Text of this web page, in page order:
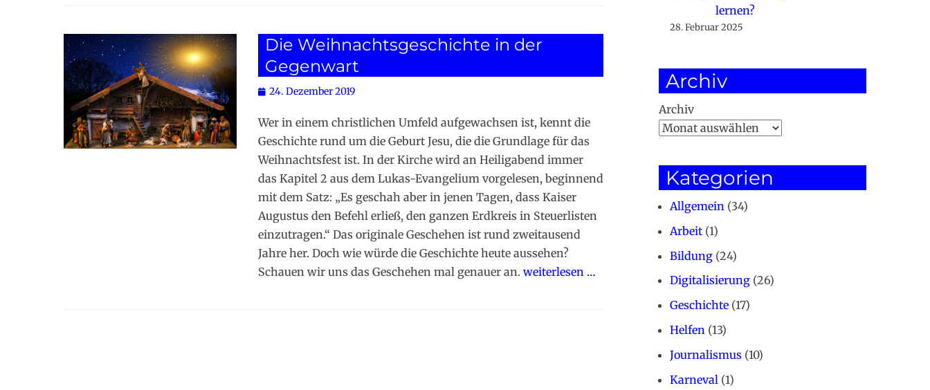
Die Weihnachtsgeschichte in der
Gegenwart
Posted
24. Dezember 2019
Wer in einem christlichen Umfeld aufgewachsen ist, kennt die
Geschichte rund um die Geburt Jesu, die die Grundlage für das
Weihnachtsfest ist. In der Kirche wird an Heiligabend immer
das Kapitel 2 aus dem Lukas-Evangelium vorgelesen, beginnend
mit dem Satz: „Es geschah aber in jenen Tagen, dass Kaiser
Augustus den Befehl erließ, den ganzen Erdkreis in Steuerlisten
einzutragen.“ Das originale Geschehen ist rund zweitausend
Jahre her. Doch wie würde die Geschichte heute aussehen?
Schauen wir uns das Geschehen mal genauer an. weiterlesen …
lernen?
28. Februar 2025
Archiv
Archiv
Kategorien
Allgemein (34)
Arbeit (1)
Bildung (24)
Digitalisierung (26)
Geschichte (17)
Helfen (13)
Journalismus (10)
Karneval (1)